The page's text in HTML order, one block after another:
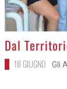
21 GIUGNO Lui